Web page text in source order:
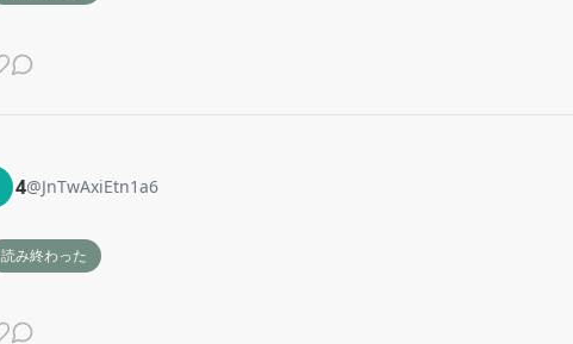
4@JnTwAxiEtn1a6
読み終わった